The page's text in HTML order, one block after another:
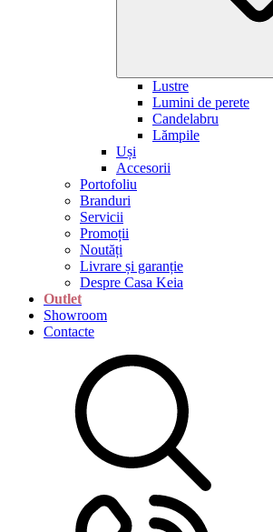
Lustre
Lumini de perete
Candelabru
Lămpile
Uși
Accesorii
Portofoliu
Branduri
Servicii
Promoții
Noutăți
Livrare și garanție
Despre Casa Keia
Outlet
Showroom
Contacte